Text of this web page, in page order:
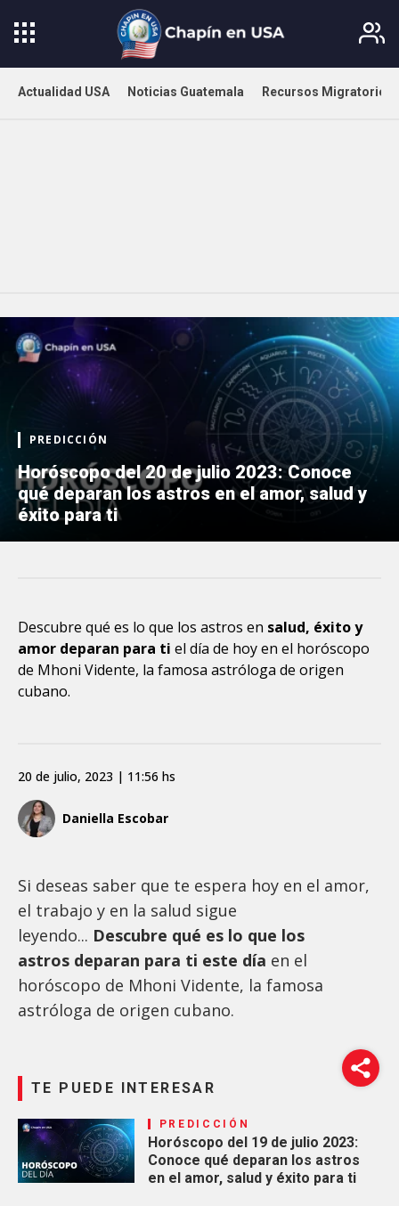
Actualidad USA Noticias Guatemala Recursos Migratorios
PREDICCIÓN
Horóscopo del 20 de julio 2023: Conoce
qué deparan los astros en el amor, salud y
éxito para ti
Descubre qué es lo que los astros en salud, éxito y
amor deparan para ti el día de hoy en el horóscopo
de Mhoni Vidente, la famosa astróloga de origen
cubano.
Daniella Escobar
20 de julio, 2023 | 11:56 hs
Si deseas saber que te espera hoy en el amor,
el trabajo y en la salud sigue
leyendo... Descubre qué es lo que los
astros deparan para ti este día en el
horóscopo de Mhoni Vidente, la famosa
astróloga de origen cubano.
TE PUEDE INTERESAR
PREDICCIÓN
Horóscopo del 19 de julio 2023:
Conoce qué deparan los astros
en el amor, salud y éxito para ti